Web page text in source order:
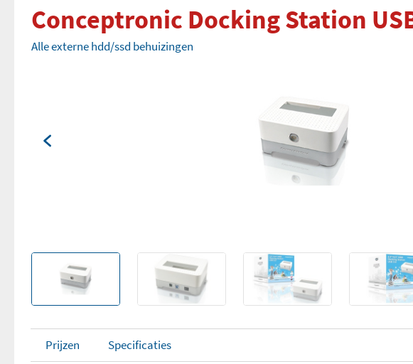
Conceptronic Docking Station
Alle externe hdd/ssd behuizingen
Prijzen Specificaties